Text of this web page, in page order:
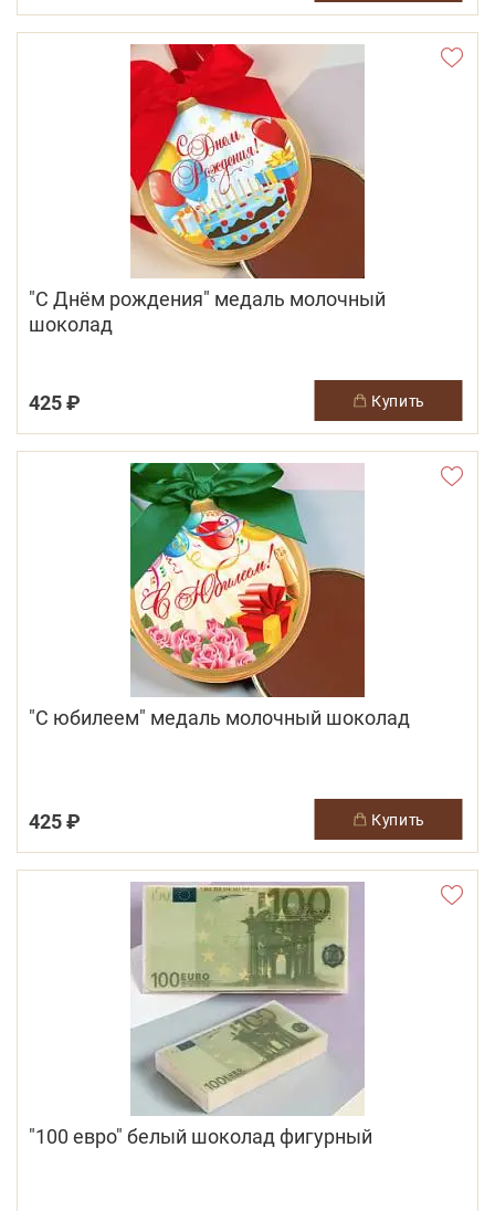
"С Днём рождения" медаль молочный
шоколад
425 ₽ купить
"С юбилеем" медаль молочный шоколад
425 ₽ купить
"100 евро" белый шоколад фигурный